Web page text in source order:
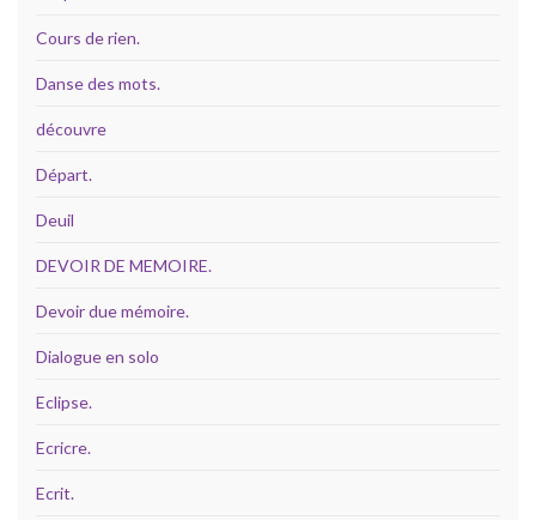
Cours de rien.
Danse des mots.
découvre
Départ.
Deuil
DEVOIR DE MEMOIRE.
Devoir due mémoire.
Dialogue en solo
Eclipse.
Ecricre.
Ecrit.